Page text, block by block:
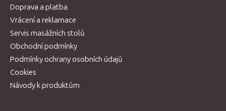
Doprava a platba
Vrácení a reklamace
Servis masážních stolů
Obchodní podmínky
Podmínky ochrany osobních údajů
Cookies
Návody k produktům